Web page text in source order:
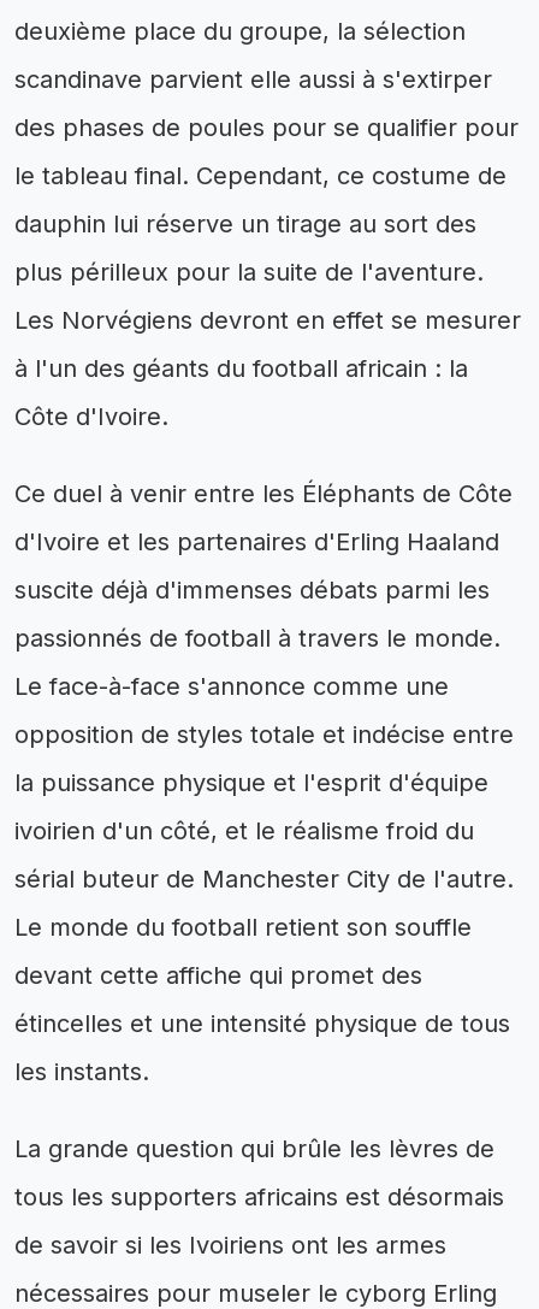
deuxième place du groupe, la sélection
scandinave parvient elle aussi à s'extirper
des phases de poules pour se qualifier pour
le tableau final. Cependant, ce costume de
dauphin lui réserve un tirage au sort des
plus périlleux pour la suite de l'aventure.
Les Norvégiens devront en effet se mesurer
à l'un des géants du football africain : la
Côte d'Ivoire.
Ce duel à venir entre les Éléphants de Côte
d'Ivoire et les partenaires d'Erling Haaland
suscite déjà d'immenses débats parmi les
passionnés de football à travers le monde.
Le face-à-face s'annonce comme une
opposition de styles totale et indécise entre
la puissance physique et l'esprit d'équipe
ivoirien d'un côté, et le réalisme froid du
sérial buteur de Manchester City de l'autre.
Le monde du football retient son souffle
devant cette affiche qui promet des
étincelles et une intensité physique de tous
les instants.
La grande question qui brûle les lèvres de
tous les supporters africains est désormais
de savoir si les Ivoiriens ont les armes
nécessaires pour museler le cyborg Erling